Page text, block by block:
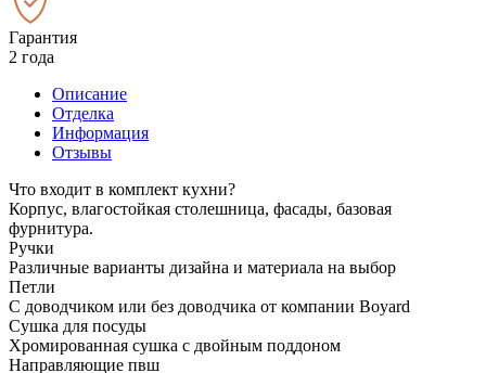
Гарантия
2 года
Описание
Отделка
Информация
Отзывы
Что входит в комплект кухни?
Корпус, влагостойкая столешница, фасады, базовая
фурнитура.
Ручки
Различные варианты дизайна и материала на выбор
Петли
С доводчиком или без доводчика от компании Boyard
Сушка для посуды
Хромированная сушка с двойным поддоном
Направляющие пвш